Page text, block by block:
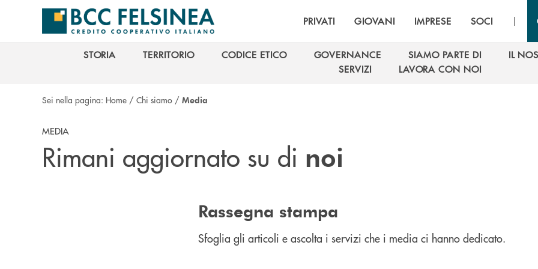
Salta al contenuto principale
PRIVATI GIOVANI IMPRESE SOCI |
STORIA
TERRITORIO
CODICE ETICO
GOVERNANCE
GOVERNANCE
SIAMO PARTE DI
SIAMO PARTE DI
IL
SERVIZI
LAVORA CON NOI
Sei nella pagina: Home / Chi siamo / Media
MEDIA
Rimani aggiornato su di noi
Rassegna stampa
Sfoglia gli articoli e ascolta i servizi che i media ci hanno dedicato.